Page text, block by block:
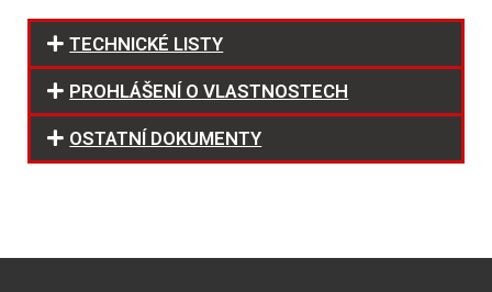
TECHNICKÉ LISTY
PROHLÁŠENÍ O VLASTNOSTECH
OSTATNÍ DOKUMENTY